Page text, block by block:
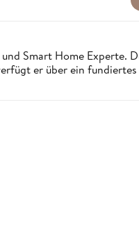
Smart Home Experte.
er über ein